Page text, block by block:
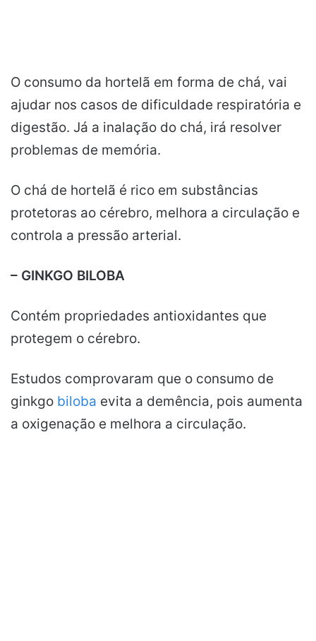
O consumo da hortelã em forma de chá, vai
ajudar nos casos de dificuldade respiratória e
digestão. Já a inalação do chá, irá resolver
problemas de memória.
O chá de hortelã é rico em substâncias
protetoras ao cérebro, melhora a circulação e
controla a pressão arterial.
– GINKGO BILOBA
Contém propriedades antioxidantes que
protegem o cérebro.
Estudos comprovaram que o consumo de
ginkgo biloba evita a demência, pois aumenta
a oxigenação e melhora a circulação.